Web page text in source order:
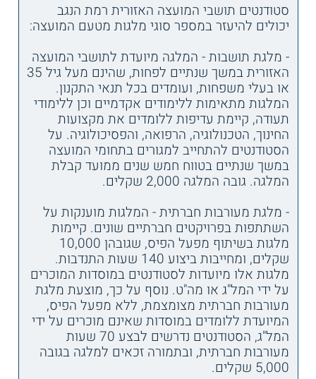
סטודנטים תושבי המועצה האזורית רמת הנגב
יכולים להיעזר במספר סוגי מלגות מטעם המועצה:
- מלגת תושבות - המלגה מיועדת לתושבי המועצה
האזורית במשך שנתיים לפחות, שהינם מעל גיל 35
או בעלי משפחות, ועומדים בכל תנאי התקנון.
המלגות מתאימות ללימודים אקדמיים וכן ללימודי
תעודה, קיימת עדיפות ללומדים את מקצועות
החינוך, הטכנולוגיה, הרפואה, והפסיכולוגיה. על
הסטודנטים להתחייב למגורים בתחומי המועצה
במשך שנתיים בטווח חמש שנים ממועד קבלת
המלגה. גובה המלגה 2,000 שקלים.
- מלגת מעורבות חברתית - המלגות מוענקות על
השתתפות בפרויקטים חברתיים שונים. קיימות
מלגות בשיתוף מפעל הפיס, שגובהן 10,000
שקלים, ומחייבות ביצוע 140 שעות התנדבות.
מלגות אלו מיועדות לסטודנטים במוסדות המוכרים
על ידי המל"ג או מה"ט. נוסף על כך, מוצעת מלגת
מעורבות חברתית מצומצמת, ללא מפעל הפיס,
המיועדת ללומדים במוסדות שאינם מוכרים על ידי
המל"ג, הסטודנטים נדרשים לבצע 70 שעות
מעורבות חברתית, ובתמורה זכאים למלגה בגובה
5,000 שקלים.